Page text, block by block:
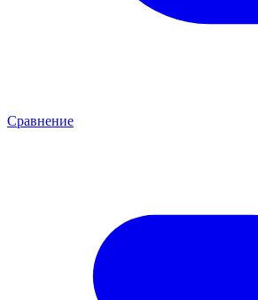
Сравнение